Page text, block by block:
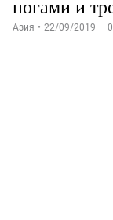
ногами и
Азия • 22/09/2019 —